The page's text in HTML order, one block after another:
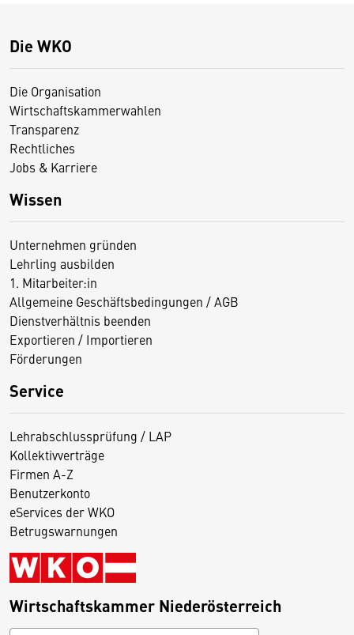
Die WKO
Die Organisation
Wirtschaftskammerwahlen
Transparenz
Rechtliches
Jobs & Karriere
Wissen
Unternehmen gründen
Lehrling ausbilden
1. Mitarbeiter:in
Allgemeine Geschäftsbedingungen / AGB
Dienstverhältnis beenden
Exportieren / Importieren
Förderungen
Service
Lehrabschlussprüfung / LAP
Kollektivverträge
Firmen A-Z
Benutzerkonto
eServices der WKO
Betrugswarnungen
Wirtschaftskammer Niederösterreich